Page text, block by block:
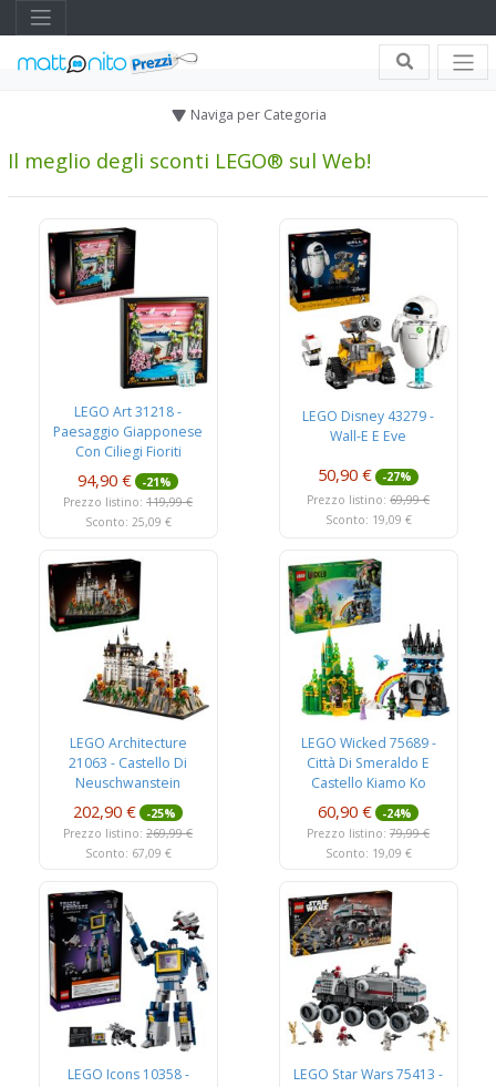
Naviga per Categoria
Il meglio degli sconti LEGO® sul Web!
LEGO Art 31218 -
Paesaggio Giapponese
Con Ciliegi Fioriti
94,90 €
-21%
Prezzo listino: 119,99 €
Sconto: 25,09 €
LEGO Disney 43279 -
Wall-E E Eve
50,90 €
-27%
Prezzo listino: 69,99 €
Sconto: 19,09 €
LEGO Architecture
21063 - Castello Di
Neuschwanstein
202,90 €
-25%
Prezzo listino: 269,99 €
Sconto: 67,09 €
LEGO Wicked 75689 -
Città Di Smeraldo E
Castello Kiamo Ko
60,90 €
-24%
Prezzo listino: 79,99 €
Sconto: 19,09 €
LEGO Icons 10358 -
LEGO Star Wars 75413 -